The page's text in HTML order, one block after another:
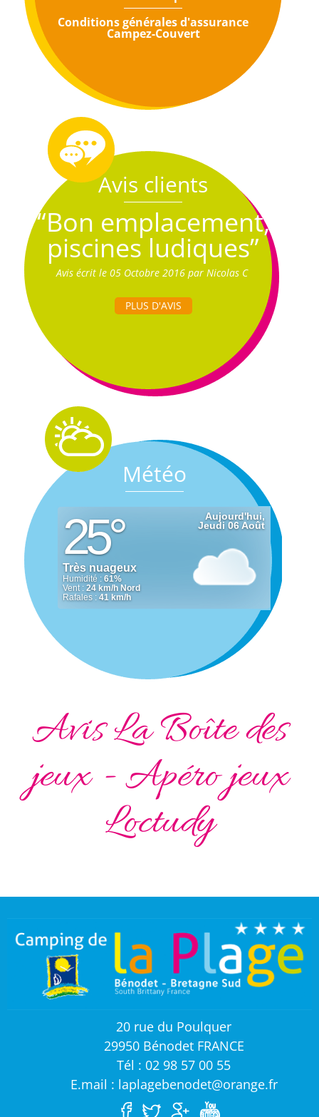
Conditions générales d'assurance
Campez-Couvert
Avis clients
“Bon emplacement,
piscines ludiques”
Avis écrit le 05 Octobre 2016 par Nicolas C
PLUS D'AVIS
Météo
Avis La Boîte des
jeux - Apéro jeux
Loctudy
20 rue du Poulquer
29950 Bénodet FRANCE
Tél : 02 98 57 00 55
E.mail : laplagebenodet@orange.fr